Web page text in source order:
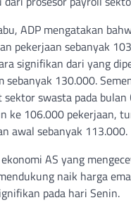
ADP mengatakan
pekerjaan sebanyak
signifikan dari yang
sebanyak 130.000.
swasta pada bulan
ke 106.000 pekerjaan,
awal sebanyak 113.000.
AS yang
naik harga
pada hari Senin.